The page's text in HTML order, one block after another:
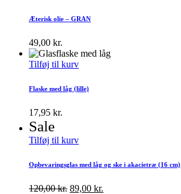
Æterisk olie – GRAN
49,00 kr.
Tilføj til kurv
Flaske med låg (lille)
17,95 kr.
Sale
Tilføj til kurv
Opbevaringsglas med låg og ske i akacietræ (16 cm)
120,00kr. 89,00 kr.